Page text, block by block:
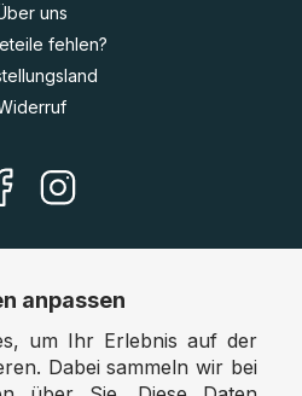
uns
fehlen?
Shops
www.puzzle.de
anpassen
um Ihr Erlebnis auf der
Dabei sammeln wir bei